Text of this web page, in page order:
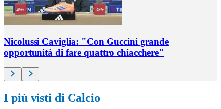
Nicolussi Caviglia: "Con Guccini grande
opportunità di fare quattro chiacchere"
I più visti di Calcio